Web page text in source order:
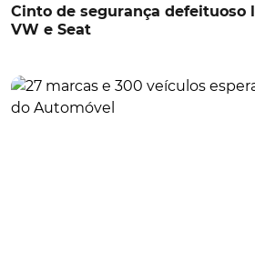
Cinto de segurança defeituoso
VW e Seat